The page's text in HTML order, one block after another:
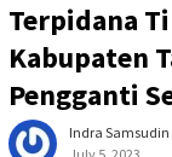
Terpidana
Kabupaten
Pengganti
Indra Samsudin